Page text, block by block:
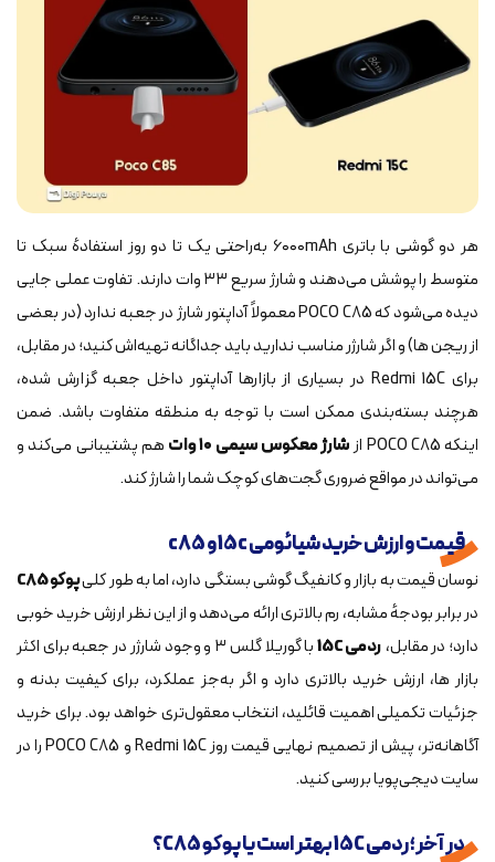
هر دو گوشی با باتری ۶۰۰۰mAh به‌راحتی یک‌ تا دو روز استفادهٔ سبک تا
متوسط را پوشش می‌دهند و شارژ سریع ۳۳ وات دارند. تفاوت عملی جایی
دیده می‌شود که POCO C85 معمولاً آداپتور شارژ در جعبه ندارد (در بعضی
از ریجن ها) و اگر شارژر مناسب ندارید باید جداگانه تهیه‌اش کنید؛ در مقابل،
برای Redmi 15C در بسیاری از بازارها آداپتور داخل جعبه گزارش شده،
هرچند بسته‌بندی ممکن است با توجه به منطقه متفاوت باشد. ضمن
اینکه POCO C85 از
شارژ معکوس سیمی ۱۰ وات
هم پشتیبانی می‌کند و
می‌تواند در مواقع ضروری گجت‌های کوچک شما را شارژ کند.
قیمت و ارزش خرید شیائومی 15c و c85
نوسان قیمت به بازار و کانفیگ گوشی بستگی دارد، اما به طور کلیپوکو C85
در برابر بودجهٔ مشابه، رم بالاتری ارائه می‌دهد و از این نظر ارزش خرید خوبی
دارد؛ در مقابل،ردمی 15C
با گوریلا گلس ۳ و وجود شارژر در جعبه برای اکثر
بازار ها، ارزش خرید بالاتری دارد و اگر به‌جز عملکرد، برای کیفیت بدنه و
جزئیات تکمیلی اهمیت قائلید، انتخاب معقول‌تری خواهد بود. برای خرید
آگاهانه‌تر، پیش از تصمیم نهایی قیمت روز Redmi 15C و POCO C85 را در
سایت دیجی‌پویا بررسی کنید.
در آخر؛ ردمی 15C بهتر است یا پوکو C85؟